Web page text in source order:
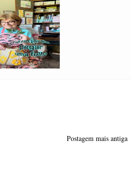
Postagem mais antiga